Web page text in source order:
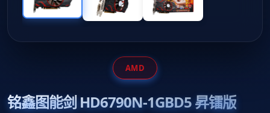
AMD
铭鑫图能剑 HD6790N-1GBD5 昇镭版